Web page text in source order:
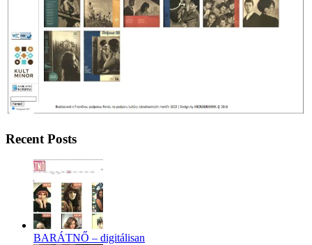
Recent Posts
BARÁTNŐ – digitálisan